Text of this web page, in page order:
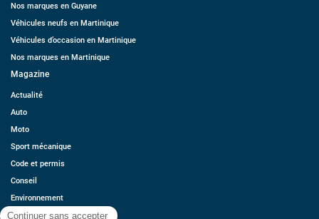
Nos marques en Guyane
Véhicules neufs en Martinique
Véhicules d’occasion en Martinique
Nos marques en Martinique
Magazine
Actualité
Auto
Moto
Sport mécanique
Code et permis
Conseil
Environnement
Économie